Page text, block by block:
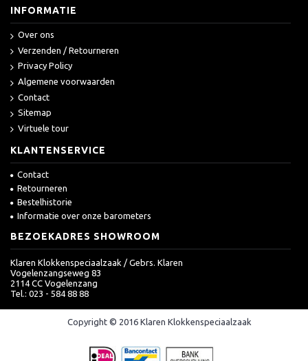
INFORMATIE
Over ons
Verzenden / Retourneren
Privacy Policy
Algemene voorwaarden
Contact
Sitemap
Virtuele tour
KLANTENSERVICE
Contact
Retourneren
Bestelhistorie
Informatie over onze barometers
BEZOEKADRES SHOWROOM
Klaren Klokkenspeciaalzaak / Gebrs. Klaren
Vogelenzangseweg 83
2114 CC Vogelenzang
Tel.: 023 - 584 88 88
Copyright © 2016 Klaren Klokkenspeciaalzaak